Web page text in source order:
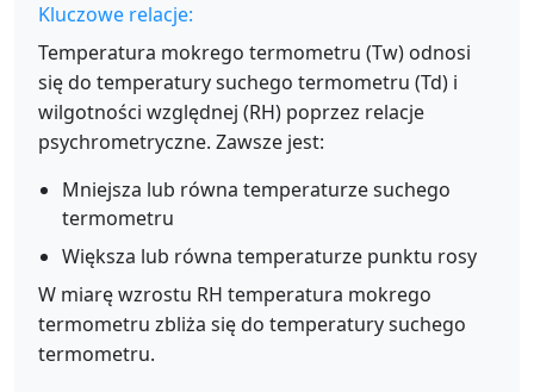
Kluczowe relacje:
Temperatura mokrego termometru (Tw) odnosi
się do temperatury suchego termometru (Td) i
wilgotności względnej (RH) poprzez relacje
psychrometryczne. Zawsze jest:
Mniejsza lub równa temperaturze suchego
termometru
Większa lub równa temperaturze punktu rosy
W miarę wzrostu RH temperatura mokrego
termometru zbliża się do temperatury suchego
termometru.